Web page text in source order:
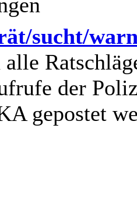
sucht/
der
gepostet